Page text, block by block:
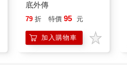
底外傳
79 折 特價 95 元
加入購物車